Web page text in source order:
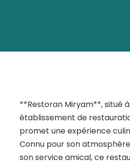
**Restoran Miryam**, situé
établissement de
promet une expérience
Connu pour son
son service amical, ce